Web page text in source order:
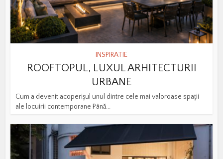
INSPIRATIE
ROOFTOPUL, LUXUL ARHITECTURII
URBANE
Cum a devenit acoperișul unul dintre cele mai valoroase spații
ale locuirii contemporane Până...